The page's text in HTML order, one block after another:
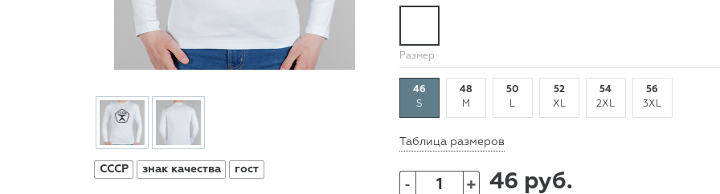
СССР знак качества гост
Размер
46
S
48
M
50
L
52
XL
54
2XL
56
3XL
Таблица размеров
- + 46 руб.